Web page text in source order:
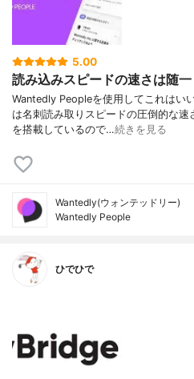
5.00
読み込みスピードの速さは随一
Wantedly Peopleを使用してこれはい
は名刺読み取りスピードの圧倒的な
を搭載しているので…続きを見る
Wantedly(ウォンテッドリー)
Wantedly People
ひでひで